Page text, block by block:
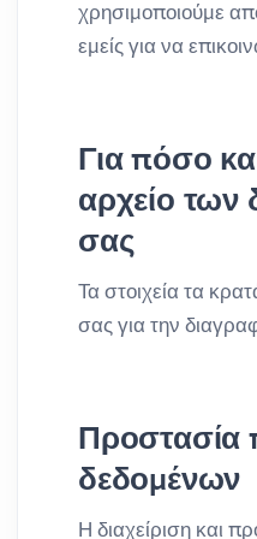
χρησιμοποιούμε
εμείς για να
Για πόσο
αρχείο των
σας
Τα στοιχεία τα
σας για την
δεδομένων
Η διαχείριση και